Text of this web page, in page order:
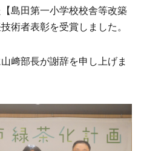
島田第一小学校校舎等改築
術者表彰を受賞しました。
﨑部長が謝辞を申し上げま